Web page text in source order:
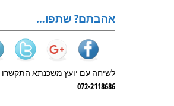
אהבתם? שתפו…
לשיחה עם יועץ משכנתא התקשרו
072-2118686